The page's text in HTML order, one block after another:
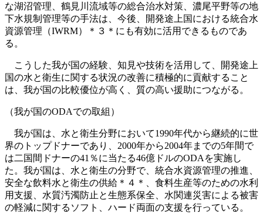
な湖沼管理、鶴見川流域等の総合治水対策、濃尾平野等の地
下水規制管理等の手法は、今後、開発途上国における統合水
資源管理（IWRM）＊３＊にも有効に活用できるものであ
る。
こうした我が国の経験、知見や技術を活用して、開発途上
国の水と衛生に関する状況の改善に積極的に貢献すること
は、我が国の比較優位が高く、質の高い援助につながる。
（我が国のODAでの取組）
我が国は、水と衛生分野において1990年代から継続的に世
界のトップドナーであり、2000年から2004年までの5年間で
は二国間ドナーの41％に当たる46億ドルのODAを実施し
た。我が国は、水と衛生の分野で、統合水資源管理の推進、
安全な飲料水と衛生の供給＊４＊、食料生産等のための水利
用支援、水質汚濁防止と生態系保全、水関連災害による被害
の軽減に関するソフト、ハード両面の支援を行っている。